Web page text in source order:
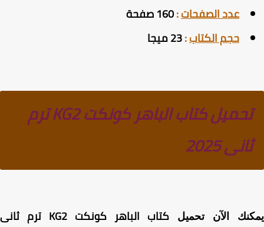
عدد الصفحات:160 صفحة
حجم الكتاب:23 ميجا
تحميل كتاب الباهر كونكت KG2 ترم
ثانى 2025
الآن تحميل
كتاب الباهر كونكت KG2 ترم ثانى